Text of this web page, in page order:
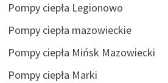
Pompy ciepła Legionowo
Pompy ciepła mazowieckie
Pompy ciepła Mińsk Mazowiecki
Pompy ciepła Marki